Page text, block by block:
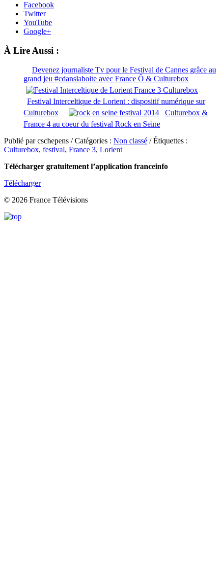
Facebook
Twitter
YouTube
Google+
À Lire Aussi :
Devenez journaliste Tv pour le Festival de Cannes grâce au
grand jeu #cdanslaboite avec France Ô & Culturebox
Festival Interceltique de Lorient : dispositif numérique sur
Culturebox
Culturebox &
France 4 au coeur du festival Rock en Seine
Publié par cschepens / Catégories : Non classé / Étiquettes :
Culturebox, festival, France 3, Lorient
Télécharger gratuitement l’application franceinfo
Télécharger
© 2026 France Télévisions